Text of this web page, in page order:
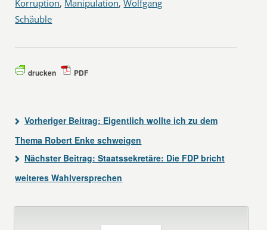
Korruption, Manipulation,Wolfgang
Schäuble
drucken PDF
Vorheriger Beitrag: Eigentlich wollte ich zu dem
Thema Robert Enke schweigen
Nächster Beitrag: Staatssekretäre: Die FDP bricht
weiteres Wahlversprechen